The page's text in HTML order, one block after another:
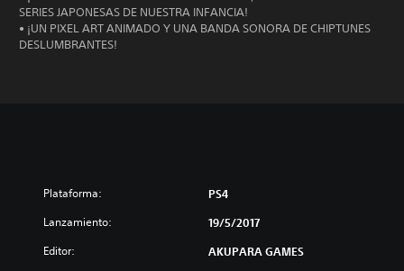
SERIES JAPONESAS DE NUESTRA INFANCIA!
• ¡UN PIXEL ART ANIMADO Y UNA BANDA SONORA DE CHIPTUNES
DESLUMBRANTES!
Plataforma: PS4
Lanzamiento: 19/5/2017
Editor: AKUPARA GAMES